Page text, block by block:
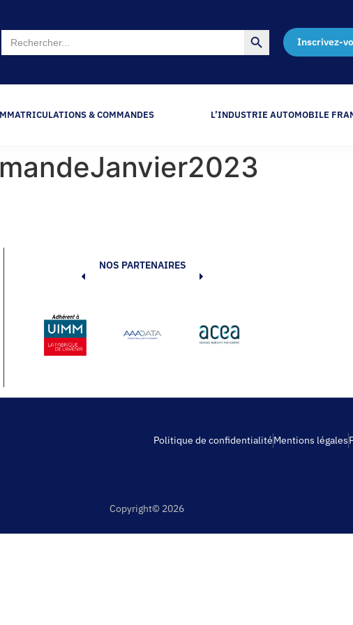
Search
for:
Search Button
Inscrivez-
& COMMANDES L’INDUSTRIE AUTOMOBILE
NOS PARTENAIRES
Politique de confidentialitéMentions légales
Copyright© 2026